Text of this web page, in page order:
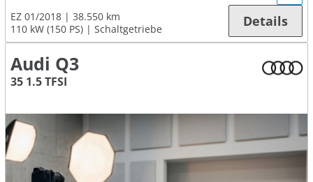
EZ 01/2018
38.550 km
110 kW (150 PS)
Schaltgetriebe Details
Audi Q3
35 1.5 TFSI